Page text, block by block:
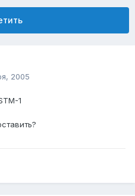
2005
1